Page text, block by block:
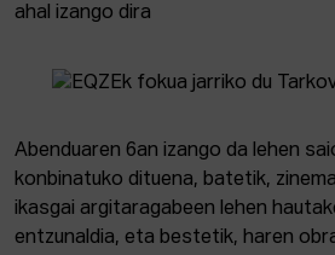
ahal izango dira
Abenduaren 6an izango da lehen
konbinatuko dituena, batetik,
ikasgai argitaragabeen lehen
entzunaldia, eta bestetik, haren